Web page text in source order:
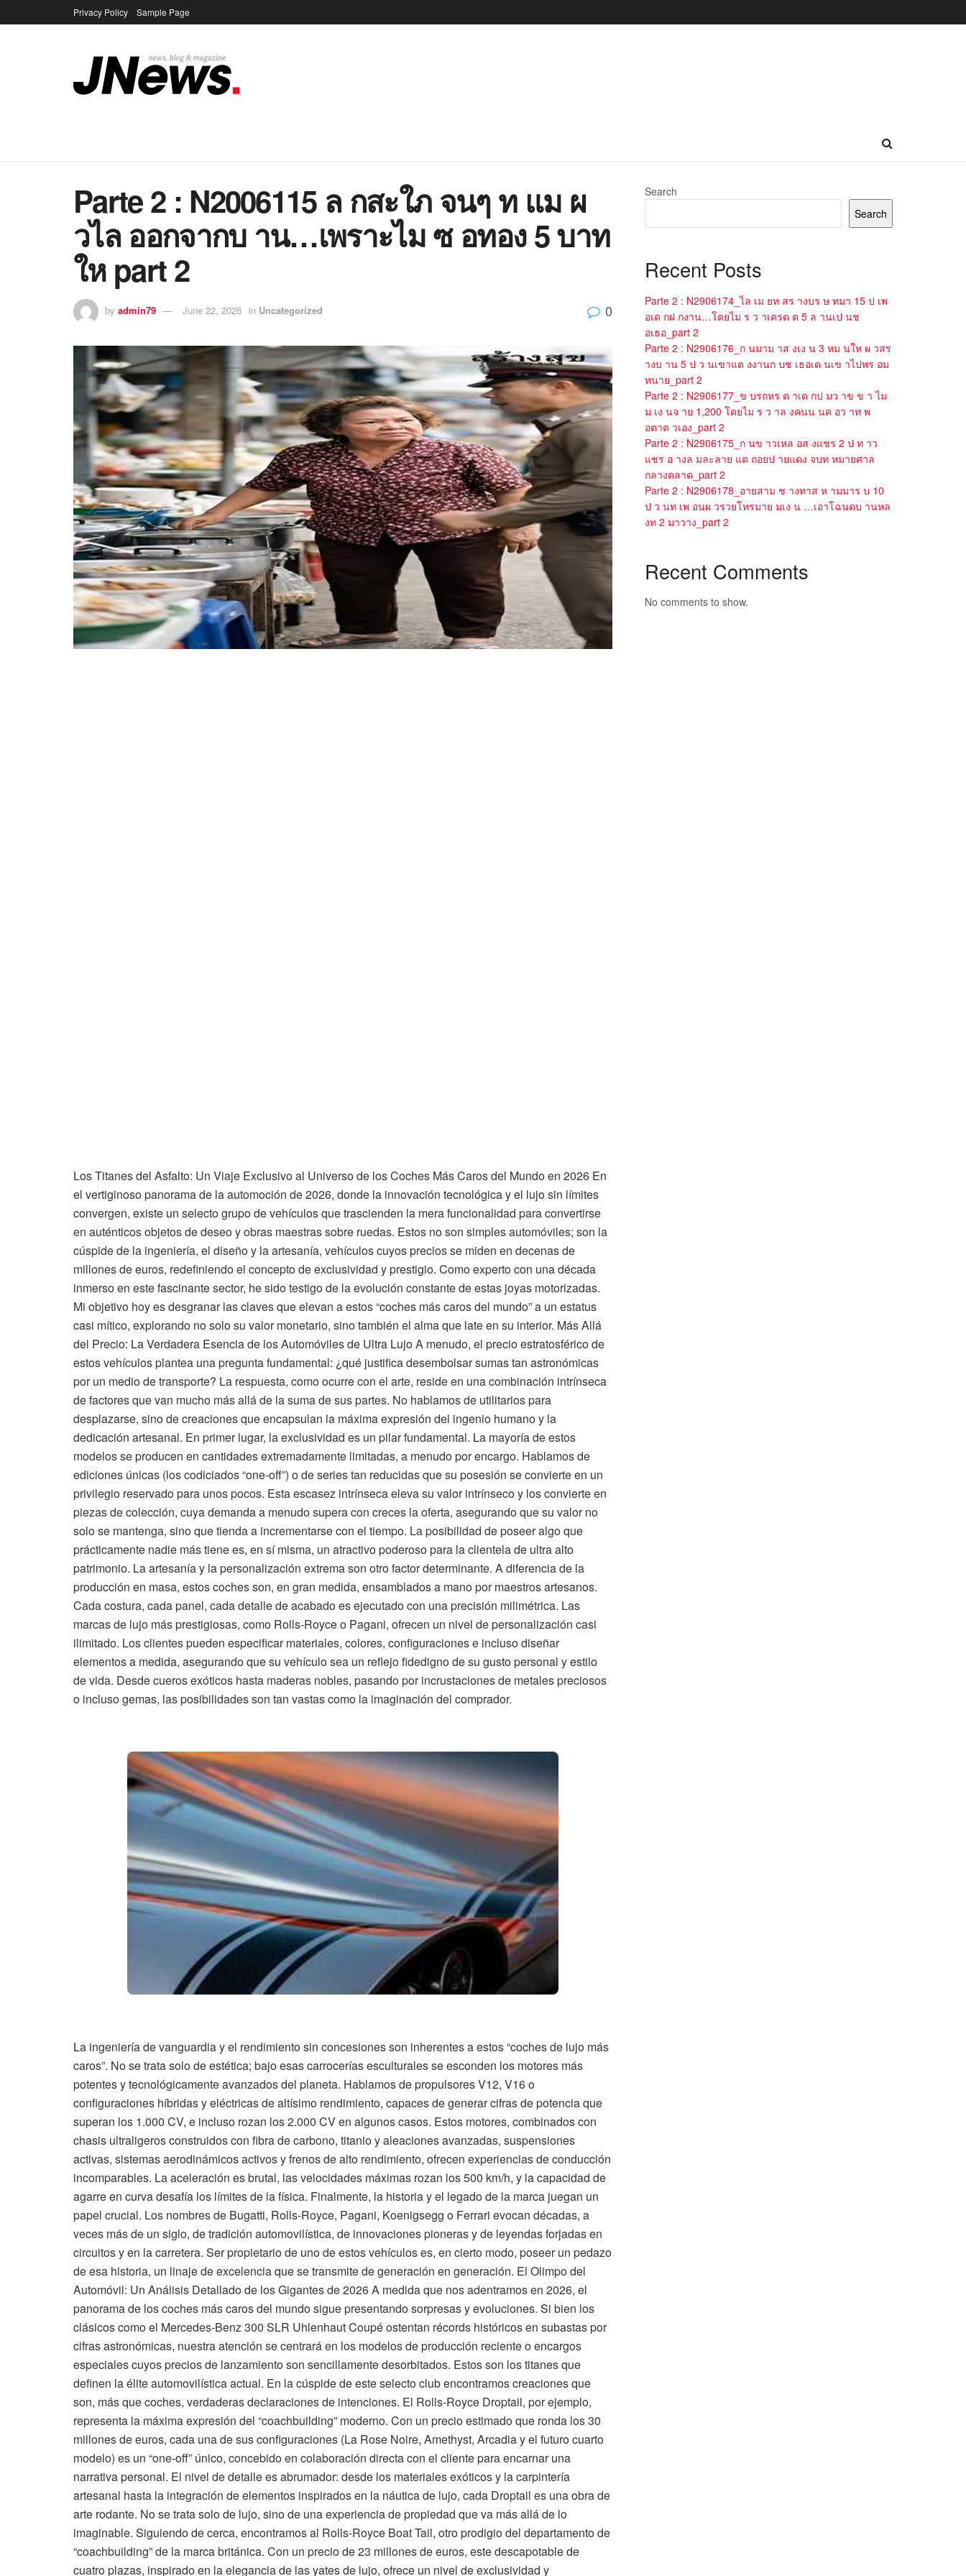
Privacy Policy Sample Page
Parte 2 : N2006115 ล กสะใภ จนๆ ท แม ผ
วไล ออกจากบ าน…เพราะไม ซ อทอง 5 บาท
ให part 2
by admin79 June 22, 2026 in Uncategorized 0
Los Titanes del Asfalto: Un Viaje Exclusivo al Universo de los Coches Más Caros del Mundo en 2026 En
el vertiginoso panorama de la automoción de 2026, donde la innovación tecnológica y el lujo sin límites
convergen, existe un selecto grupo de vehículos que trascienden la mera funcionalidad para convertirse
en auténticos objetos de deseo y obras maestras sobre ruedas. Estos no son simples automóviles; son la
cúspide de la ingeniería, el diseño y la artesanía, vehículos cuyos precios se miden en decenas de
millones de euros, redefiniendo el concepto de exclusividad y prestigio. Como experto con una década
inmerso en este fascinante sector, he sido testigo de la evolución constante de estas joyas motorizadas.
Mi objetivo hoy es desgranar las claves que elevan a estos “coches más caros del mundo” a un estatus
casi mítico, explorando no solo su valor monetario, sino también el alma que late en su interior. Más Allá
del Precio: La Verdadera Esencia de los Automóviles de Ultra Lujo A menudo, el precio estratosférico de
estos vehículos plantea una pregunta fundamental: ¿qué justifica desembolsar sumas tan astronómicas
por un medio de transporte? La respuesta, como ocurre con el arte, reside en una combinación intrínseca
de factores que van mucho más allá de la suma de sus partes. No hablamos de utilitarios para
desplazarse, sino de creaciones que encapsulan la máxima expresión del ingenio humano y la
dedicación artesanal. En primer lugar, la exclusividad es un pilar fundamental. La mayoría de estos
modelos se producen en cantidades extremadamente limitadas, a menudo por encargo. Hablamos de
ediciones únicas (los codiciados “one-off”) o de series tan reducidas que su posesión se convierte en un
privilegio reservado para unos pocos. Esta escasez intrínseca eleva su valor intrínseco y los convierte en
piezas de colección, cuya demanda a menudo supera con creces la oferta, asegurando que su valor no
solo se mantenga, sino que tienda a incrementarse con el tiempo. La posibilidad de poseer algo que
prácticamente nadie más tiene es, en sí misma, un atractivo poderoso para la clientela de ultra alto
patrimonio. La artesanía y la personalización extrema son otro factor determinante. A diferencia de la
producción en masa, estos coches son, en gran medida, ensamblados a mano por maestros artesanos.
Cada costura, cada panel, cada detalle de acabado es ejecutado con una precisión milimétrica. Las
marcas de lujo más prestigiosas, como Rolls-Royce o Pagani, ofrecen un nivel de personalización casi
ilimitado. Los clientes pueden especificar materiales, colores, configuraciones e incluso diseñar
elementos a medida, asegurando que su vehículo sea un reflejo fidedigno de su gusto personal y estilo
de vida. Desde cueros exóticos hasta maderas nobles, pasando por incrustaciones de metales preciosos
o incluso gemas, las posibilidades son tan vastas como la imaginación del comprador.
La ingeniería de vanguardia y el rendimiento sin concesiones son inherentes a estos “coches de lujo más
caros”. No se trata solo de estética; bajo esas carrocerías esculturales se esconden los motores más
potentes y tecnológicamente avanzados del planeta. Hablamos de propulsores V12, V16 o
configuraciones híbridas y eléctricas de altísimo rendimiento, capaces de generar cifras de potencia que
superan los 1.000 CV, e incluso rozan los 2.000 CV en algunos casos. Estos motores, combinados con
chasis ultraligeros construidos con fibra de carbono, titanio y aleaciones avanzadas, suspensiones
activas, sistemas aerodinámicos activos y frenos de alto rendimiento, ofrecen experiencias de conducción
incomparables. La aceleración es brutal, las velocidades máximas rozan los 500 km/h, y la capacidad de
agarre en curva desafía los límites de la física. Finalmente, la historia y el legado de la marca juegan un
papel crucial. Los nombres de Bugatti, Rolls-Royce, Pagani, Koenigsegg o Ferrari evocan décadas, a
veces más de un siglo, de tradición automovilística, de innovaciones pioneras y de leyendas forjadas en
circuitos y en la carretera. Ser propietario de uno de estos vehículos es, en cierto modo, poseer un pedazo
de esa historia, un linaje de excelencia que se transmite de generación en generación. El Olimpo del
Automóvil: Un Análisis Detallado de los Gigantes de 2026 A medida que nos adentramos en 2026, el
panorama de los coches más caros del mundo sigue presentando sorpresas y evoluciones. Si bien los
clásicos como el Mercedes-Benz 300 SLR Uhlenhaut Coupé ostentan récords históricos en subastas por
cifras astronómicas, nuestra atención se centrará en los modelos de producción reciente o encargos
especiales cuyos precios de lanzamiento son sencillamente desorbitados. Estos son los titanes que
definen la élite automovilística actual. En la cúspide de este selecto club encontramos creaciones que
son, más que coches, verdaderas declaraciones de intenciones. El Rolls-Royce Droptail, por ejemplo,
representa la máxima expresión del “coachbuilding” moderno. Con un precio estimado que ronda los 30
millones de euros, cada una de sus configuraciones (La Rose Noire, Amethyst, Arcadia y el futuro cuarto
modelo) es un “one-off” único, concebido en colaboración directa con el cliente para encarnar una
narrativa personal. El nivel de detalle es abrumador: desde los materiales exóticos y la carpintería
artesanal hasta la integración de elementos inspirados en la náutica de lujo, cada Droptail es una obra de
arte rodante. No se trata solo de lujo, sino de una experiencia de propiedad que va más allá de lo
imaginable. Siguiendo de cerca, encontramos al Rolls-Royce Boat Tail, otro prodigio del departamento de
“coachbuilding” de la marca británica. Con un precio de 23 millones de euros, este descapotable de
cuatro plazas, inspirado en la elegancia de las yates de lujo, ofrece un nivel de exclusividad y
Search
Search
Recent Posts
Parte 2 : N2906174_ไล เม ยท สร างบร ษ ทมา 15 ป เพ
อเด กฝ กงาน…โดยไม ร ว าเครด ต 5 ล านเป นช
อเธอ_part 2
Parte 2 : N2906176_ก นมาม าส งเง น 3 หม นให ผ วสร
างบ าน 5 ป ว นเขาแต งงานก บช เธอเด นเข าไปพร อม
ทนาย_part 2
Parte 2 : N2906177_ข บรถหร ด าเด กป มว าข ข า ไม
ม เง นจ าย 1,200 โดยไม ร ว าล งคนน นค อว าท พ
อตาต วเอง_part 2
Parte 2 : N2906175_ก นข าวเหล อส งแชร 2 ป ท าว
แชร อ างล มละลาย แต ถอยป ายแดง จบท หมายศาล
กลางตลาด_part 2
Parte 2 : N2906178_อายสาม ช างทาส ห ามมาร บ 10
ป ว นท เพ อนผ วรวยโทรมาย มเง น …เอาโฉนดบ านหล
งท 2 มาวาง_part 2
Recent Comments
No comments to show.